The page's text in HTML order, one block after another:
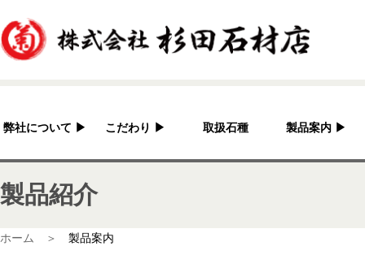
弊社について ▶
杉田石材店とは？
会社概要
こだわり ▶
加工へのこだわり
取扱石種 製品案内 ▶
灯篭
製品紹介
ホーム ＞ 製品案内